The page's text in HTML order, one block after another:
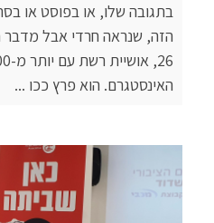
בתגובה שלו, או בפוסט או
הזה, שנראה חרדי אבל מדבר
האינסטגרם. הוא פרץ ככו ...